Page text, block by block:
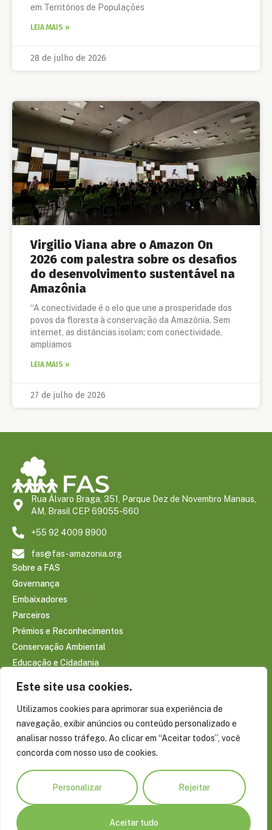
Este site usa cookies.
Utilizamos cookies para aprimorar sua experiência de
navegação, exibir anúncios ou conteúdo personalizado e
analisar nosso tráfego. Ao clicar em “Aceitar todos”, você
concorda com nosso uso de cookies.
Personalizar Rejeitar
Aceitar tudo
em Territórios de Populações
LEIA MAIS »
28 de julho de 2026
Virgilio Viana abre o Amazon On
2026 com palestra sobre os desafios
do desenvolvimento sustentável na
Amazônia
“A conectividade é o elo que une a prosperidade dos
povos da floresta à conservação da Amazônia. Sem
internet, as distâncias isolam; com conectividade,
ampliamos
LEIA MAIS »
27 de julho de 2026
Rua Álvaro Braga, 351, Parque Dez de Novembro Manaus,
AM, Brasil CEP 69055-660
+55 92 4009 8900
fas@fas-amazonia.org
Sobre a FAS
Governança
Embaixadores
Parceiros
Prêmios e Reconhecimentos
Conservação Ambiental
Educação e Cidadania
Sociobioeconomia Amazônica
CONTEÚDOS
Notícias
Reportagens
Publicações
Conecte-se com a Amazônia
Blog do Virgílio Viana
Projetos Especiais